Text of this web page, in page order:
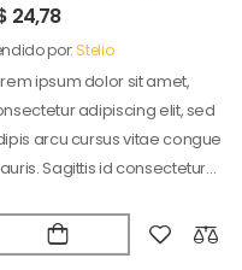
24,78
por:Stelio
ipsum dolor sit amet,
adipiscing elit, sed
arcu cursus vitae congue
Sagittis id consectetur